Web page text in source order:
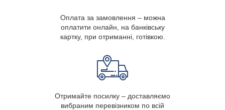
Оплата за замовлення – можна
оплатити онлайн, на банківську
картку, при отриманні, готівкою.
Отримайте посилку – доставляємо
вибраним перевізником по всій